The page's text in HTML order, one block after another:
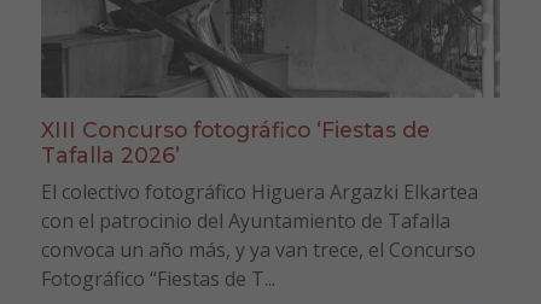
XIII Concurso fotográfico ‘Fiestas de
Tafalla 2026’
El colectivo fotográfico Higuera Argazki Elkartea
con el patrocinio del Ayuntamiento de Tafalla
convoca un año más, y ya van trece, el Concurso
Fotográfico “Fiestas de T...